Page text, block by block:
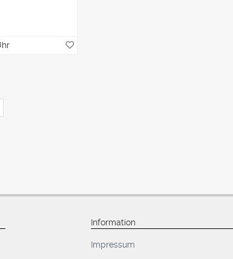
Information
Impressum